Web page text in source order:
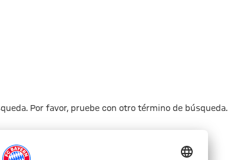
Por favor, pruebe con otro término de búsqueda.